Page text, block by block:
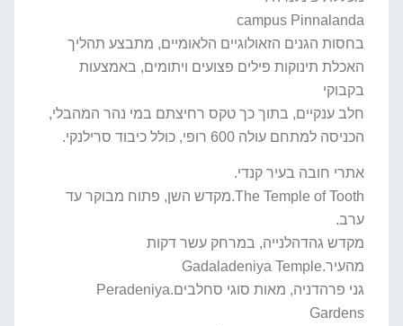
campus Pinnalanda
בחסות הגנים הזאולוגיים הלאומיים, מתבצע תהליך
האכלת תינוקות פילים פצועים ויתומים, באמצעות
בקבוקי
חלב ענקיים, בתוך כך טקס רחיצתם במי נהר המהבלי,
הכניסה למתחם עולה 600 רופי, כולל כיבוד סרילנקי.
אתרי חובה בעיר קנדי.
The Temple of Tooth.מקדש השן, פתוח מבוקר עד
ערב.
מקדש גהדהלנייה, במרחק עשר דקות
מהעיר.Gadaladeniya Temple
גני פרהדניה, מאות סוגי סחלבים.Peradeniya
Gardens